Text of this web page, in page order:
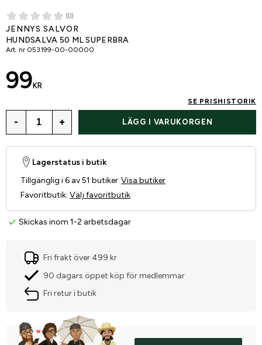
(0)
JENNYS SALVOR
HUNDSALVA 50 ML SUPERBRA
Art. nr 053199-00-00000
99 KR
SE PRISHISTORIK
- + LÄGG I VARUKORGEN
Skickas inom 1-2 arbetsdagar
Lagerstatus i butik
Tillgänglig i 6 av 51 butiker Visa butiker
Favoritbutik: Välj favoritbutik
Fri frakt över 499 kr
90 dagars öppet köp för medlemmar
Fri retur i butik